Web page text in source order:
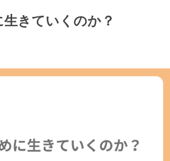
きていくのか？